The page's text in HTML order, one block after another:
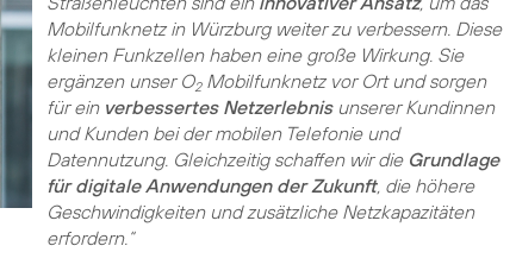
Mobilfunknetz in Würzburg weiter zu verbessern. Diese
kleinen Funkzellen haben eine große Wirkung. Sie
ergänzen unser O2Mobilfunknetz vor Ort und sorgen
für ein verbessertes Netzerlebnisunserer Kundinnen
und Kunden bei der mobilen Telefonie und
Datennutzung. Gleichzeitig schaffen wir die Grundlage
für digitale Anwendungen der Zukunft, die höhere
Geschwindigkeiten und zusätzliche Netzkapazitäten
erfordern.“